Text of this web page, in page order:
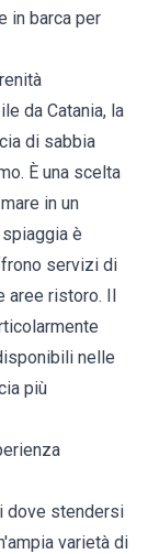
in barca per
da Catania, la
di sabbia
È una scelta
in un
è
servizi di
aree ristoro. Il
nelle
più
dove stendersi
varietà di